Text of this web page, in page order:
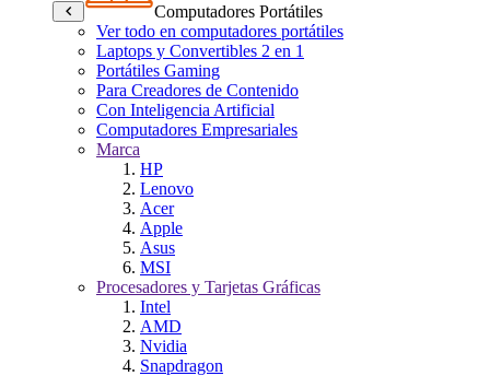
Computadores Portátiles
Ver todo en computadores portátiles
Laptops y Convertibles 2 en 1
Portátiles Gaming
Para Creadores de Contenido
Con Inteligencia Artificial
Computadores Empresariales
Marca
HP
Lenovo
Acer
Apple
Asus
MSI
Procesadores y Tarjetas Gráficas
Intel
AMD
Nvidia
Snapdragon